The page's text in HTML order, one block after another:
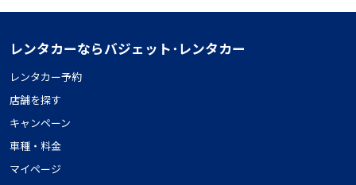
レンタカーならバジェット･レンタカー
レンタカー予約
店舗を探す
キャンペーン
車種・料金
マイページ